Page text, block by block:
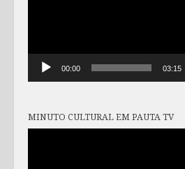
00:00 03:15
MINUTO CULTURAL EM PAUTA TV